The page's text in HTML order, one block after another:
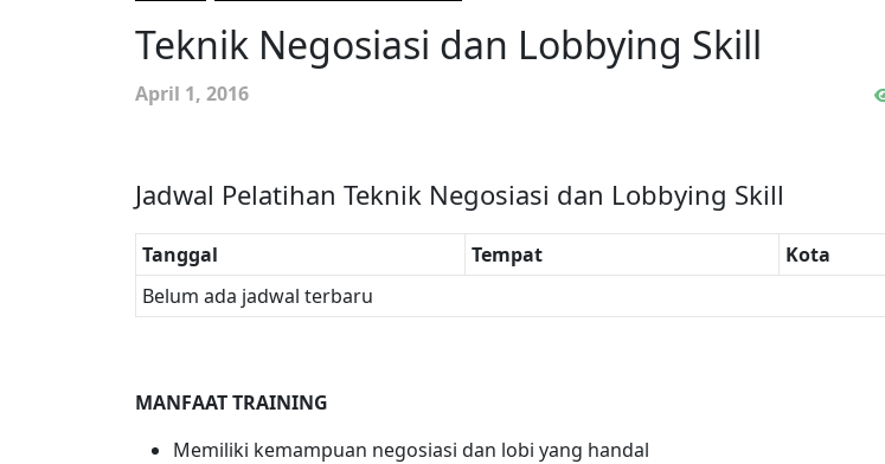
Teknik Negosiasi dan Lobbying Skill
April 1, 2016
Jadwal Pelatihan Teknik Negosiasi dan Lobbying Skill
Tanggal Tempat
Kota
Belum ada jadwal terbaru
MANFAAT TRAINING
Memiliki kemampuan negosiasi dan lobi yang handal